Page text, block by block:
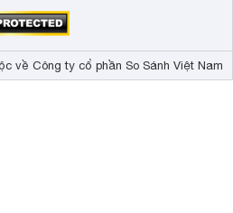
về Công ty cổ phần So Sánh Việt Nam